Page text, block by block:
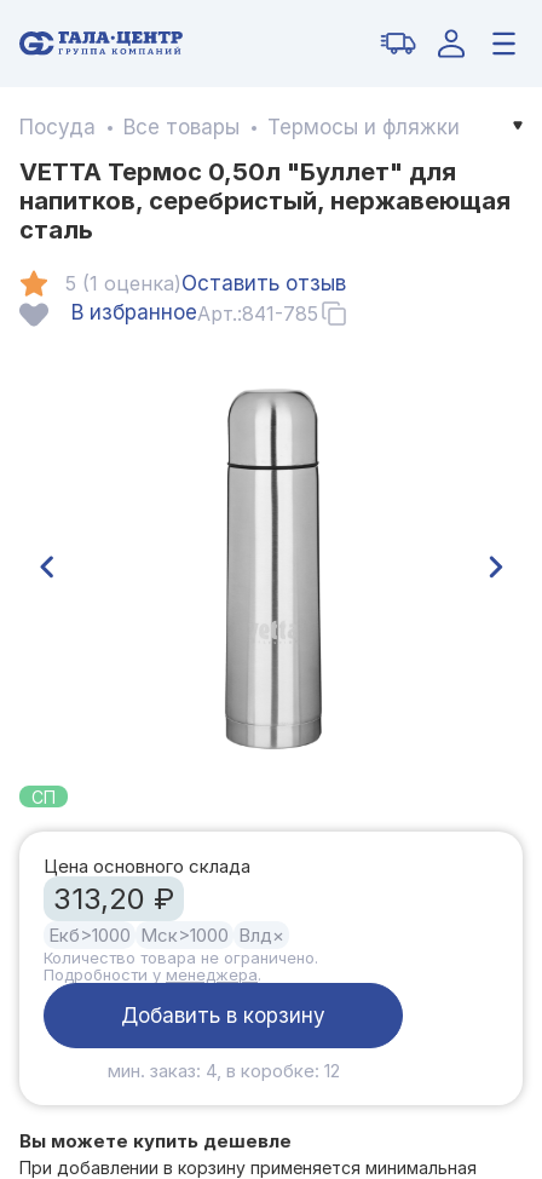
Посуда Все товары Термосы и фляжки
VETTA Термос 0,50л "Буллет" для
напитков, серебристый, нержавеющая
сталь
5 (1 оценка)Оставить отзыв
В избранноеАрт.:841-785
СП
Цена основного склада
313,20 ₽
Екб>1000 Мск>1000 Влд ×
Количество товара не ограничено.
Подробности у менеджера.
Добавить в корзину
мин. заказ: 4, в коробке: 12
Вы можете купить дешевле
При добавлении в корзину применяется минимальная